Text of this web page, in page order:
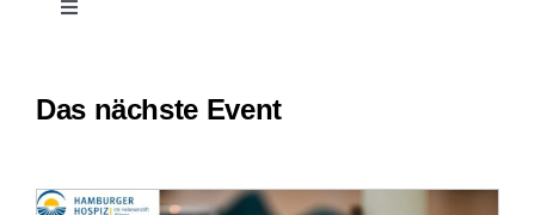
Toggle
Das nächste Event